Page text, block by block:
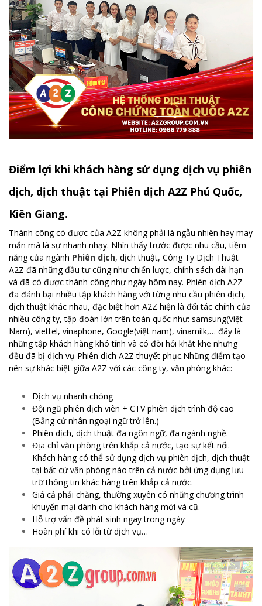
Điểm lợi khi khách hàng sử dụng dịch vụ phiên
dịch, dịch thuật tại Phiên dịch A2Z Phú Quốc,
Kiên Giang.
Thành công có được của A2Z không phải là ngẫu nhiên hay may
mắn mà là sự nhanh nhạy. Nhìn thấy trước được nhu cầu, tiềm
năng của ngành Phiên dịch, dịch thuật, Công Ty Dịch Thuật
A2Z đã những đầu tư cũng như chiến lược, chính sách dài hạn
và đã có được thành công như ngày hôm nay. Phiên dịch A2Z
đã đánh bại nhiều tập khách hàng với từng nhu cầu phiên dịch,
dịch thuật khác nhau, đặc biệt hơn A2Z hiện là đối tác chính của
nhiều công ty, tập đoàn lớn trên toàn quốc như: samsung(Việt
Nam), viettel, vinaphone, Google(việt nam), vinamilk,… đây là
những tập khách hàng khó tính và có đòi hỏi khắt khe nhưng
đều đã bị dịch vụ Phiên dịch A2Z thuyết phục.Những điểm tạo
nên sự khác biệt giữa A2Z với các công ty, văn phòng khác:
Dịch vụ nhanh chóng
Đội ngũ phiên dịch viên + CTV phiên dịch trình độ cao
(Bằng cử nhân ngoại ngữ trở lên.)
Phiên dịch, dịch thuật đa ngôn ngữ, đa ngành nghề.
Địa chỉ văn phòng trên khắp cả nước, tạo sự kết nối.
Khách hàng có thể sử dụng dịch vụ phiên dịch, dịch thuật
tại bất cứ văn phòng nào trên cả nước bởi ứng dụng lưu
trữ thông tin khác hàng trên khắp cả nước.
Giá cả phải chăng, thường xuyên có những chương trình
khuyến mại dành cho khách hàng mới và cũ.
Hỗ trợ vấn đề phát sinh ngay trong ngày
Hoàn phí khi có lỗi từ dịch vụ…